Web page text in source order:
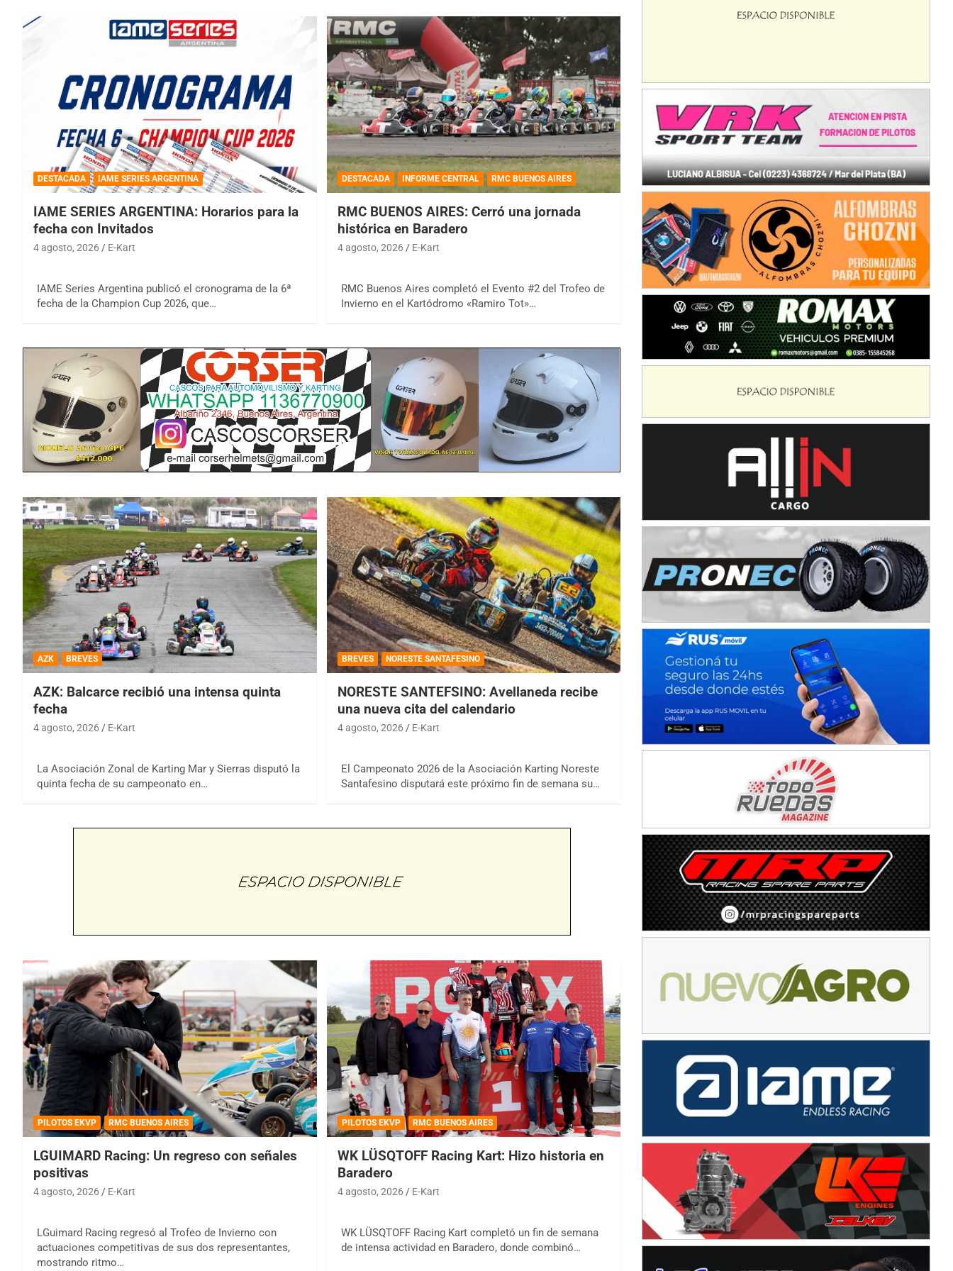
DESTACADA IAME SERIES ARGENTINA
IAME SERIES ARGENTINA: Horarios para la
fecha con Invitados
4 agosto, 2026 E-Kart
IAME Series Argentina publicó el cronograma de la 6ª
fecha de la Champion Cup 2026, que…
DESTACADA INFORME CENTRAL RMC BUENOS AIRES
RMC BUENOS AIRES: Cerró una jornada
histórica en Baradero
4 agosto, 2026 E-Kart
RMC Buenos Aires completó el Evento #2 del Trofeo de
Invierno en el Kartódromo «Ramiro Tot»…
AZK BREVES
AZK: Balcarce recibió una intensa quinta
fecha
4 agosto, 2026 E-Kart
La Asociación Zonal de Karting Mar y Sierras disputó la
quinta fecha de su campeonato en…
BREVES NORESTE SANTAFESINO
NORESTE SANTEFSINO: Avellaneda recibe
una nueva cita del calendario
4 agosto, 2026 E-Kart
El Campeonato 2026 de la Asociación Karting Noreste
Santafesino disputará este próximo fin de semana su…
PILOTOS EKVP RMC BUENOS AIRES
LGUIMARD Racing: Un regreso con señales
positivas
4 agosto, 2026 E-Kart
LGuimard Racing regresó al Trofeo de Invierno con
actuaciones competitivas de sus dos representantes,
mostrando ritmo…
PILOTOS EKVP RMC BUENOS AIRES
WK LÜSQTOFF Racing Kart: Hizo historia en
Baradero
4 agosto, 2026 E-Kart
WK LÜSQTOFF Racing Kart completó un fin de semana
de intensa actividad en Baradero, donde combinó…
ENTRERRIANO - F6 (POSTERGADA)
Villaguay (Entre Ríos)
VICTORIENSE - F7
El Cerro (Tierra)
Victoria (Entre Ríos)
PATAGONICO - F6
Moto Club Reginense (Tierra)
Gral. E. Godoy (Río Negro)
CSK - F7
Juventud Unida (Tierra)
Humboldt (Santa Fe)
NORESTE SANTAFESINO - F6
Ciudad de Avellaneda (Asfalto)
Avellaneda (Santa Fe)
SUR SANTAFESINO - F4
José Samuel Sánchez (Tierra)
Juan Navarro (Asfalto)